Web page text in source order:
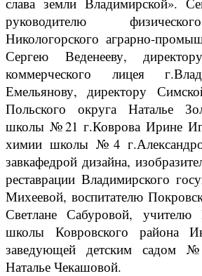
руководителю
Никологорского аграрно-
Сергею Веденееву,
коммерческого лицея
Емельянову, директору
Польского округа Наталье
школы №21 г.Коврова Ирине
химии школы №4
завкафедрой дизайна,
реставрации Владимирского
Михеевой, воспитателю
Светлане Сабуровой, учителю
школы Ковровского района
заведующей детским садом
Наталье Чекашовой.